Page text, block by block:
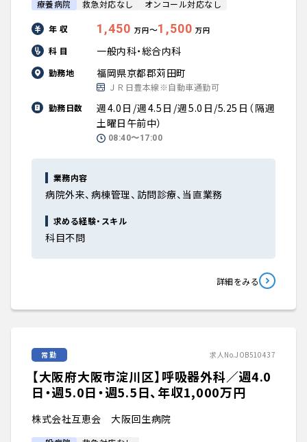
療養病院 救急対応なし オンコール対応なし
年 収 1,450 万円〜1,500 万円
科 目 一般内科・総合内科
勤務地 福岡県京都郡苅田町
ＪＲ日豊本線※自動車通勤可
勤務日数
週4.0日/週4.5日/週5.0日/5.25日（隔週
土曜日午前中）
08:40〜17:00
業務内容
病院外来、病棟管理、訪問診療、当直業務
求める経験・スキル
科目不問
詳細をみる
常勤 求人No.JOB510437
【大阪府大阪市淀川区】呼吸器外科／週4.0
日・週5.0日・週5.5日、年収1,000万円
株式会社互恵会 大阪回生病院